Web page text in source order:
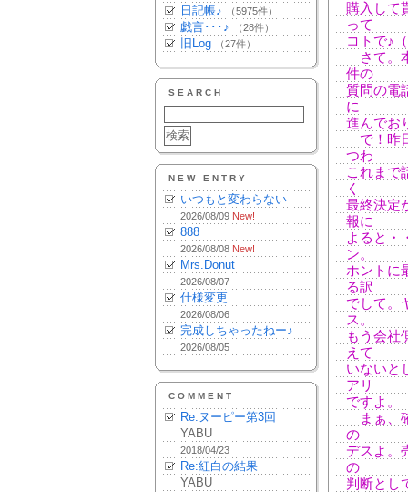
日記帳♪ （5975件）
戯言･･･♪ （28件）
旧Log （27件）
SEARCH
NEW ENTRY
いつもと変わらない
2026/08/09 New!
888
2026/08/08 New!
Mrs.Donut
2026/08/07
仕様変更
2026/08/06
完成しちゃったねー♪
2026/08/05
COMMENT
Re:ヌーピー第3回
YABU
2018/04/23
Re:紅白の結果
YABU
購入して
って
コトで♪
さて。
件の
質問の電
に
進んでお
で！昨
つわ
これまで
く
最終決定
報に
よると・
ン。
ホントに
る訳
でして。
ス。
もう会社
えて
いないと
アリ
ですよ。
まぁ、
の
デスよ。
の
判断とし